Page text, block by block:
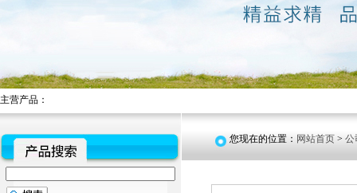
主营产品：
您现在的位置： 网站首页 > 公